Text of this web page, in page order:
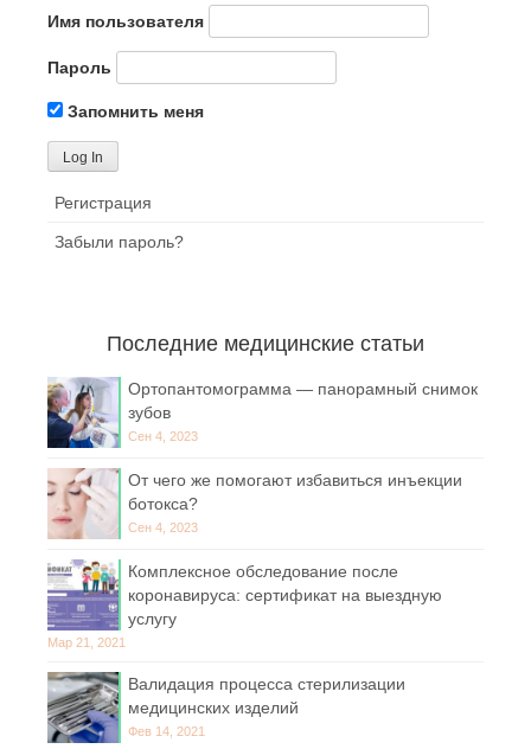
Имя пользователя
Пароль
Запомнить меня
Регистрация
Забыли пароль?
Последние медицинские статьи
Ортопантомограмма — панорамный снимок
зубов
Сен 4, 2023
От чего же помогают избавиться инъекции
ботокса?
Сен 4, 2023
Комплексное обследование после
коронавируса: сертификат на выездную
услугу
Мар 21, 2021
Валидация процесса стерилизации
медицинских изделий
Фев 14, 2021